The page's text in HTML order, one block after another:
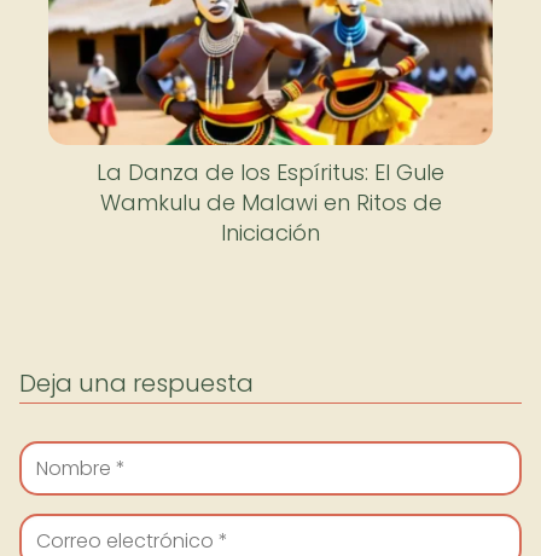
La Danza de los Espíritus: El Gule
Wamkulu de Malawi en Ritos de
Iniciación
Deja una respuesta